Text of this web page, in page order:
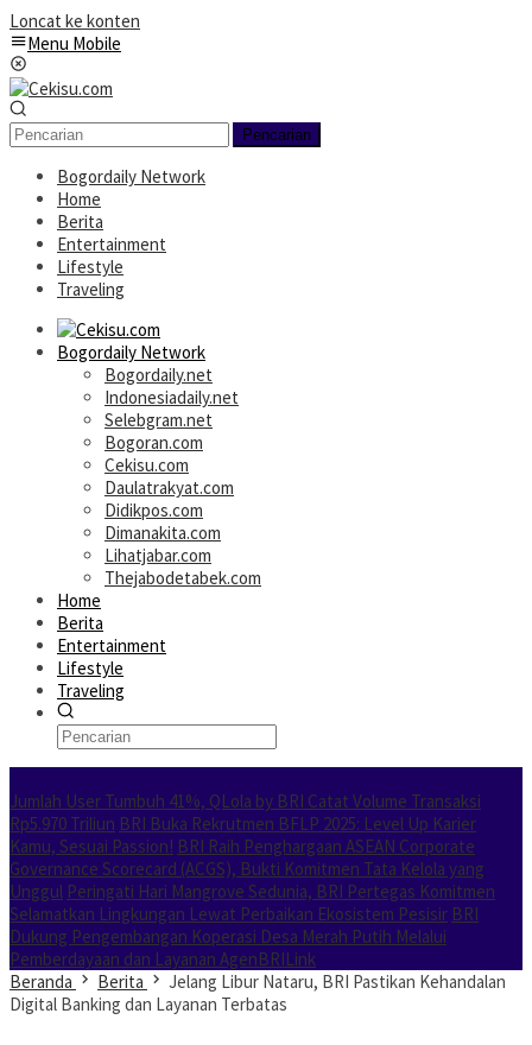
Loncat ke konten
Menu Mobile
Pencarian
Bogordaily Network
Home
Berita
Entertainment
Lifestyle
Traveling
Bogordaily Network
Bogordaily.net
Indonesiadaily.net
Selebgram.net
Bogoran.com
Cekisu.com
Daulatrakyat.com
Didikpos.com
Dimanakita.com
Lihatjabar.com
Thejabodetabek.com
Home
Berita
Entertainment
Lifestyle
Traveling
Jumlah User Tumbuh 41%, QLola by BRI Catat Volume Transaksi
Rp5.970 Triliun BRI Buka Rekrutmen BFLP 2025: Level Up Karier
Kamu, Sesuai Passion! BRI Raih Penghargaan ASEAN Corporate
Governance Scorecard (ACGS), Bukti Komitmen Tata Kelola yang
Unggul Peringati Hari Mangrove Sedunia, BRI Pertegas Komitmen
Selamatkan Lingkungan Lewat Perbaikan Ekosistem Pesisir BRI
Dukung Pengembangan Koperasi Desa Merah Putih Melalui
Pemberdayaan dan Layanan AgenBRILink
Beranda
Berita
Jelang Libur Nataru, BRI Pastikan Kehandalan
Digital Banking dan Layanan Terbatas